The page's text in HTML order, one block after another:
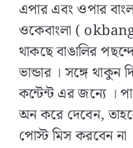
এপার এবং ওপার
ওকেবাংলা (
থাকছে বাঙালির
ভান্ডার । সঙ্গে থাকুন
কন্টেন্ট এর জন্যে ।
অন করে দেবেন,
পোস্ট মিস করবেন না